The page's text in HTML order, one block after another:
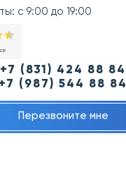
с 9:00 до 19:00
+7 (831) 424 88 84
+7 (987) 544 88 84
Перезвоните мне